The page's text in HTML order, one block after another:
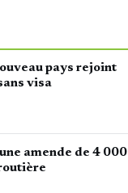
pays rejoint
visa
amende de 4 000